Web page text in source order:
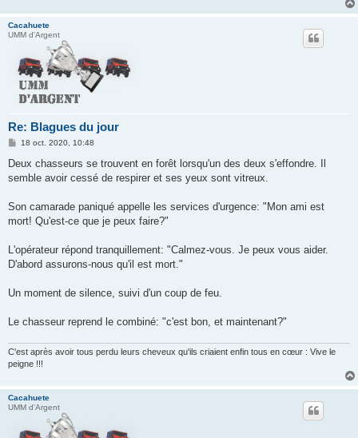
Cacahuete
UMM d'Argent
Re: Blagues du jour
M
s
a
18 oct. 2020, 10:48
Deux chasseurs se trouvent en forêt lorsqu'un des deux s'effondre. Il
semble avoir cessé de respirer et ses yeux sont vitreux.
Son camarade paniqué appelle les services d'urgence: "Mon ami est
mort! Qu'est-ce que je peux faire?"
L'opérateur répond tranquillement: "Calmez-vous. Je peux vous aider.
D'abord assurons-nous qu'il est mort."
Un moment de silence, suivi d'un coup de feu.
Le chasseur reprend le combiné: "c'est bon, et maintenant?"
C'est après avoir tous perdu leurs cheveux qu'ils criaient enfin tous en cœur : Vive le
peigne !!!
Cacahuete
UMM d'Argent